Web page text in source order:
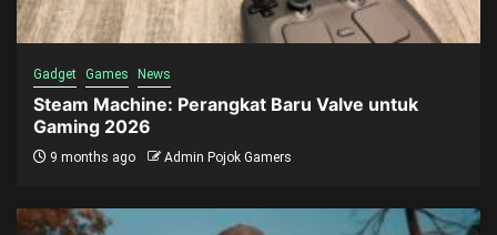
Gadget Games News
Steam Machine: Perangkat Baru Valve untuk
Gaming 2026
9 months ago Admin Pojok Gamers